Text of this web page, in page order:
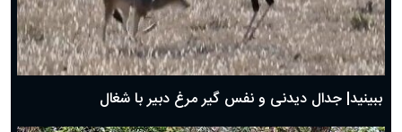
دعای روز اول ماه مبارک رمضان، ۳۰ بهمن ۱۴۰۴
حضرت زینب(س) چگونه از دنیا رفت؟
بهترین پیامک تبریک روز پدر ۱۴۰۴؛ جملات زیبا و صمیمانه
ببینید| جدال دیدنی و نفس گیر مرغ دبیر با شغال